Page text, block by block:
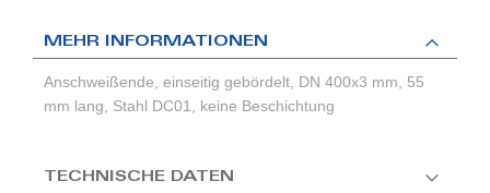
MEHR INFORMATIONEN
Anschweißende, einseitig gebördelt, DN 400x3 mm, 55
mm lang, Stahl DC01, keine Beschichtung
TECHNISCHE DATEN